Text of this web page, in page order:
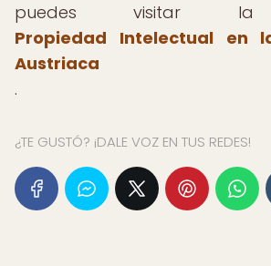
puedes visitar la
Propiedad Intelectual en
Austriaca
.
¿TE GUSTÓ? ¡DALE VOZ EN TUS REDES!